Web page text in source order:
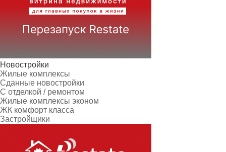
Новостройки
Жилые комплексы
Сданные новостройки
С отделкой / ремонтом
Жилые комплексы эконом
ЖК комфорт класса
Застройщики